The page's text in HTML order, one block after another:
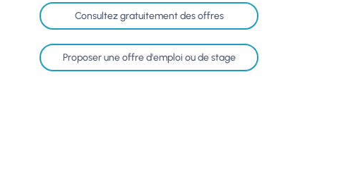
Consultez gratuitement des offres
Proposer une offre d'emploi ou de stage